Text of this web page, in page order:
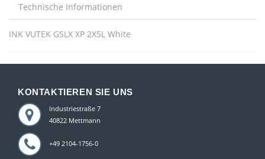
Technische Informationen
INK VUTEK GSLX XP 2X5L White
KONTAKTIEREN SIE UNS
Industriestraße 7
40822 Mettmann
+49 2104-1756-0